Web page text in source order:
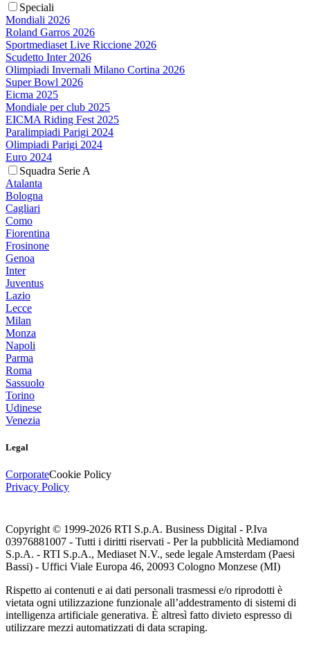
Speciali
Mondiali 2026
Roland Garros 2026
Sportmediaset Live Riccione 2026
Scudetto Inter 2026
Olimpiadi Invernali Milano Cortina 2026
Super Bowl 2026
Eicma 2025
Mondiale per club 2025
EICMA Riding Fest 2025
Paralimpiadi Parigi 2024
Olimpiadi Parigi 2024
Euro 2024
Squadra Serie A
Atalanta
Bologna
Cagliari
Como
Fiorentina
Frosinone
Genoa
Inter
Juventus
Lazio
Lecce
Milan
Monza
Napoli
Parma
Roma
Sassuolo
Torino
Udinese
Venezia
Legal
CorporateCookie Policy
Privacy Policy
Copyright © 1999-2026 RTI S.p.A. Business Digital - P.Iva
03976881007 - Tutti i diritti riservati - Per la pubblicità Mediamond
S.p.A. - RTI S.p.A., Mediaset N.V., sede legale Amsterdam (Paesi
Bassi) - Uffici Viale Europa 46, 20093 Cologno Monzese (MI)
Rispetto ai contenuti e ai dati personali trasmessi e/o riprodotti è
vietata ogni utilizzazione funzionale all’addestramento di sistemi di
intelligenza artificiale generativa. È altresì fatto divieto espresso di
utilizzare mezzi automatizzati di data scraping.